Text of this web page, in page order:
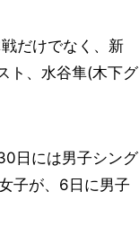
だけでなく、新
ト、水谷隼(木下グ
日には男子シング
子が、6日に男子